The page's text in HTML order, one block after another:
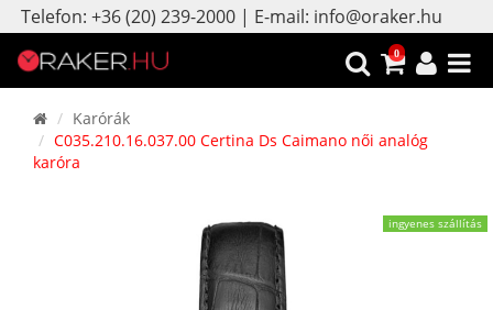
Telefon: +36 (20) 239-2000 | E-mail: info@oraker.hu
0
Karórák
C035.210.16.037.00 Certina Ds Caimano női analóg
karóra
ingyenes szállítás